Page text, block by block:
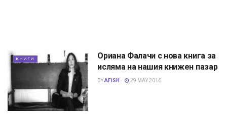
КНИГИ
Ориана Фалачи с нова книга за
исляма на нашия книжен пазар
BYAFISH 29 MAY 2016